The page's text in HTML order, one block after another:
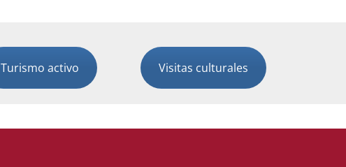
Turismo activo Visitas culturales